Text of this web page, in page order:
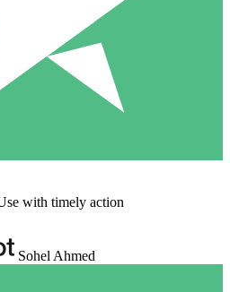
with timely action
Sohel Ahmed